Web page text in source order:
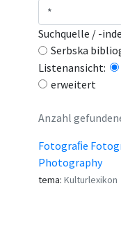
Suchquelle / -
Serbska
Listenansicht:
erweitert
Anzahl
Fotograﬁe
Photography
tema: Kulturlexikon